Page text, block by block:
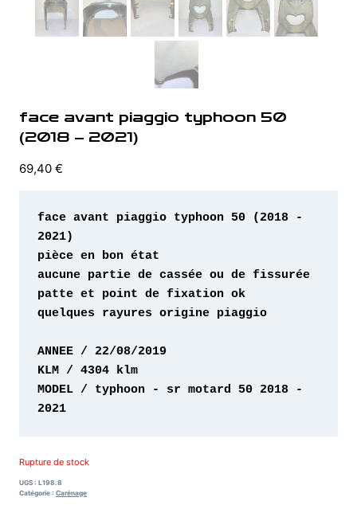
face avant piaggio typhoon 50
(2018 – 2021)
69,40 €
face avant piaggio typhoon 50 (2018 -
quelques rayures origine piaggio
MODEL / typhoon - sr motard 50 2018 -
2021
Rupture de stock
UGS : L198.8
Catégorie : Carénage